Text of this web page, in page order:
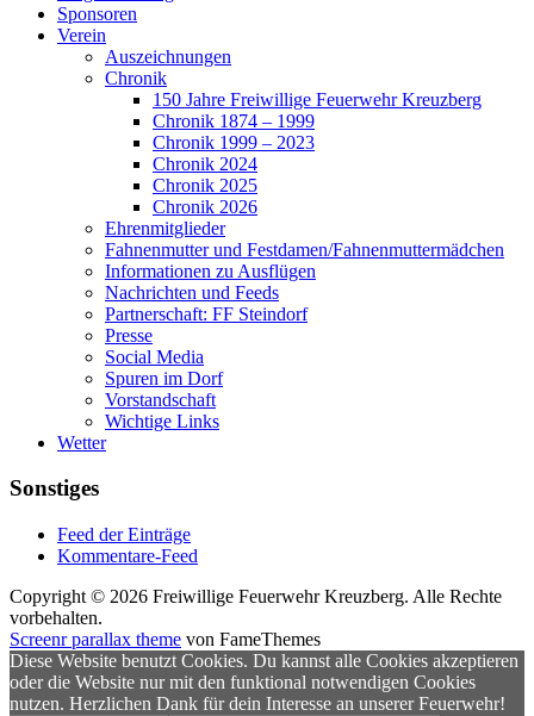
Sponsoren
Verein
Auszeichnungen
Chronik
150 Jahre Freiwillige Feuerwehr Kreuzberg
Chronik 1874 – 1999
Chronik 1999 – 2023
Chronik 2024
Chronik 2025
Chronik 2026
Ehrenmitglieder
Fahnenmutter und Festdamen/Fahnenmuttermädchen
Informationen zu Ausflügen
Nachrichten und Feeds
Partnerschaft: FF Steindorf
Presse
Social Media
Spuren im Dorf
Vorstandschaft
Wichtige Links
Wetter
Sonstiges
Feed der Einträge
Kommentare-Feed
Copyright © 2026 Freiwillige Feuerwehr Kreuzberg. Alle Rechte
vorbehalten.
Screenr parallax theme von FameThemes
Diese Website benutzt Cookies. Du kannst alle Cookies akzeptieren
oder die Website nur mit den funktional notwendigen Cookies
nutzen. Herzlichen Dank für dein Interesse an unserer Feuerwehr!